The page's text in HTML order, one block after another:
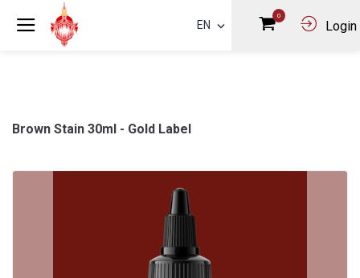
EN
0
Login
Brown Stain 30ml - Gold Label